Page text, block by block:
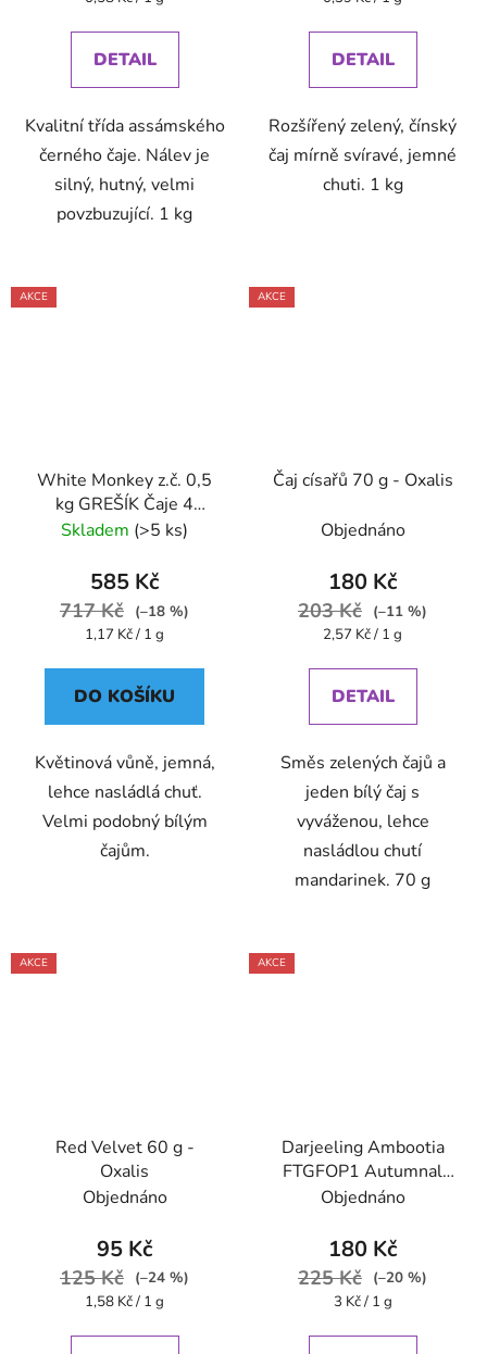
DETAIL
Kvalitní třída assámského
černého čaje. Nálev je
silný, hutný, velmi
povzbuzující. 1 kg
DETAIL
Rozšířený zelený, čínský
čaj mírně svíravé, jemné
chuti. 1 kg
AKCE
White Monkey z.č. 0,5
kg GREŠÍK Čaje 4
světadílů.
Skladem (>5 ks)
585 Kč
717 Kč
(–18 %)
Měrná
1,17 Kč / 1 g
DO KOŠÍKU
Květinová vůně, jemná,
lehce nasládlá chuť.
Velmi podobný bílým
čajům.
AKCE
Čaj císařů 70 g - Oxalis
Objednáno
180 Kč
203 Kč
(–11 %)
Měrná
2,57 Kč / 1 g
DETAIL
Směs zelených čajů a
jeden bílý čaj s
vyváženou, lehce
nasládlou chutí
mandarinek. 70 g
AKCE
Red Velvet 60 g -
Oxalis
Objednáno
95 Kč
125 Kč
(–24 %)
Měrná
1,58 Kč / 1 g
AKCE
Darjeeling Ambootia
FTGFOP1 Autumnal
BIO 60 g - Oxalis
Objednáno
180 Kč
225 Kč
(–20 %)
Měrná
3 Kč / 1 g